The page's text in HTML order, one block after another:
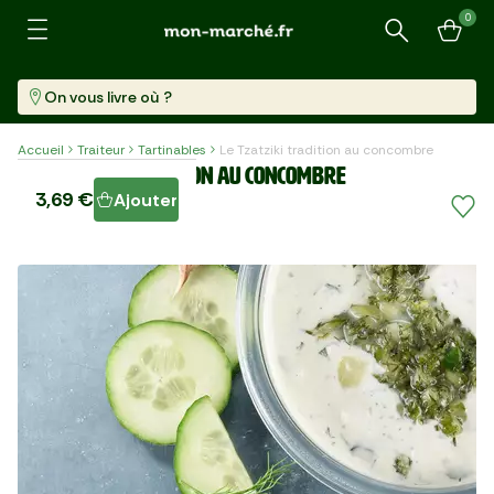
Recherche
0
On vous livre où ?
Accueil Traiteur Tartinables Le Tzatziki tradition au concombre
Le Tzatziki tradition au concombre
3,69 € Ajouter